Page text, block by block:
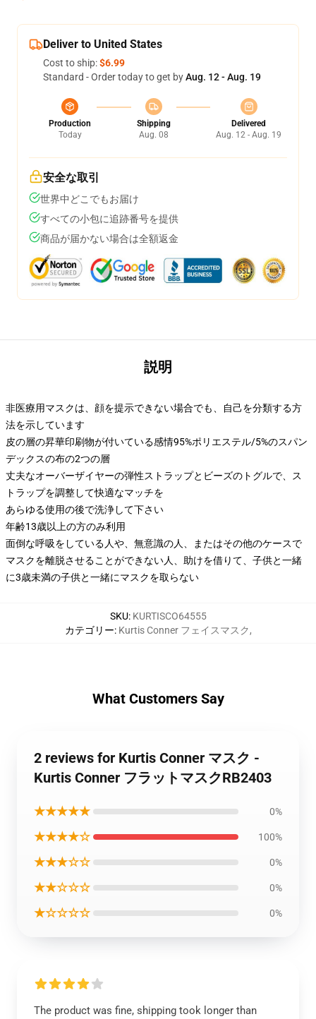
Deliver to United States
Cost to ship:$6.99
Standard - Order today to get byAug. 12 - Aug. 19
Production
Today
Shipping
Aug. 08
Delivered
Aug. 12 - Aug. 19
安全な取引
世界中どこでもお届け
すべての小包に追跡番号を提供
商品が届かない場合は全額返金
説明
非医療用マスクは、顔を提示できない場合でも、自己を分類する方
法を示しています
皮の層の昇華印刷物が付いている感情95%ポリエステル/5%のスパン
デックスの布の2つの層
丈夫なオーバーザイヤーの弾性ストラップとビーズのトグルで、ス
トラップを調整して快適なマッチを
あらゆる使用の後で洗浄して下さい
年齢13歳以上の方のみ利用
面倒な呼吸をしている人や、無意識の人、またはその他のケースで
マスクを離脱させることができない人、助けを借りて、子供と一緒
に3歳未満の子供と一緒にマスクを取らない
SKU: KURTISCO64555
カテゴリー: Kurtis Conner フェイスマスク,
What Customers Say
2 reviews for Kurtis Conner マスク -
Kurtis Conner フラットマスクRB2403
★★★★★ 0%
★★★★☆ 100%
★★★☆☆ 0%
★★☆☆☆ 0%
★☆☆☆☆ 0%
The product was fine, shipping took longer than